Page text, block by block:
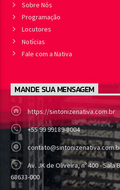
Sobre Nós
Programação
Locutores
Notícias
Fale com a Nativa
MANDE SUA MENSAGEM
https://sintonizenativa.com.br
+55 99 99189-8004
Av. JK de Oliveira, nº 400 - Sala
68633-000